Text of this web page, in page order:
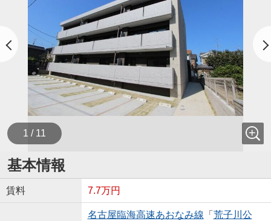
1 / 11
基本情報
賃料 7.7万円
名古屋臨海高速あおなみ線 「 荒子川公